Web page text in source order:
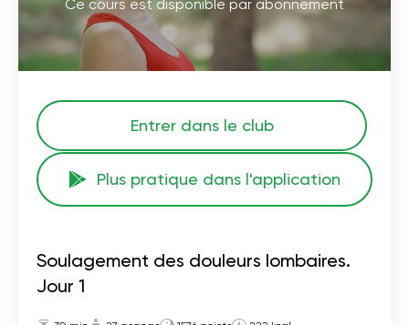
Ce cours est disponible par abonnement
Entrer dans le club
Plus pratique dans l'application
Soulagement des douleurs lombaires.
Jour 1